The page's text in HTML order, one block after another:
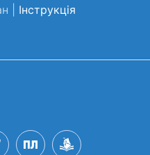
| Інструкція